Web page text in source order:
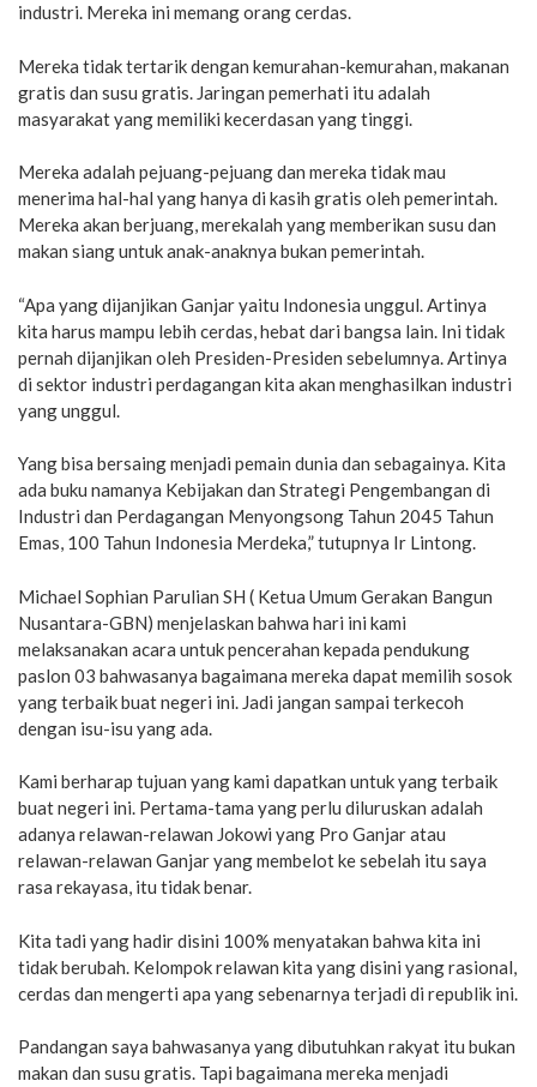
industri. Mereka ini memang orang cerdas.
Mereka tidak tertarik dengan kemurahan-kemurahan, makanan
gratis dan susu gratis. Jaringan pemerhati itu adalah
masyarakat yang memiliki kecerdasan yang tinggi.
Mereka adalah pejuang-pejuang dan mereka tidak mau
menerima hal-hal yang hanya di kasih gratis oleh pemerintah.
Mereka akan berjuang, merekalah yang memberikan susu dan
makan siang untuk anak-anaknya bukan pemerintah.
“Apa yang dijanjikan Ganjar yaitu Indonesia unggul. Artinya
kita harus mampu lebih cerdas, hebat dari bangsa lain. Ini tidak
pernah dijanjikan oleh Presiden-Presiden sebelumnya. Artinya
di sektor industri perdagangan kita akan menghasilkan industri
yang unggul.
Yang bisa bersaing menjadi pemain dunia dan sebagainya. Kita
ada buku namanya Kebijakan dan Strategi Pengembangan di
Industri dan Perdagangan Menyongsong Tahun 2045 Tahun
Emas, 100 Tahun Indonesia Merdeka,” tutupnya Ir Lintong.
Michael Sophian Parulian SH ( Ketua Umum Gerakan Bangun
Nusantara-GBN) menjelaskan bahwa hari ini kami
melaksanakan acara untuk pencerahan kepada pendukung
paslon 03 bahwasanya bagaimana mereka dapat memilih sosok
yang terbaik buat negeri ini. Jadi jangan sampai terkecoh
dengan isu-isu yang ada.
Kami berharap tujuan yang kami dapatkan untuk yang terbaik
buat negeri ini. Pertama-tama yang perlu diluruskan adalah
adanya relawan-relawan Jokowi yang Pro Ganjar atau
relawan-relawan Ganjar yang membelot ke sebelah itu saya
rasa rekayasa, itu tidak benar.
Kita tadi yang hadir disini 100% menyatakan bahwa kita ini
tidak berubah. Kelompok relawan kita yang disini yang rasional,
cerdas dan mengerti apa yang sebenarnya terjadi di republik ini.
Pandangan saya bahwasanya yang dibutuhkan rakyat itu bukan
makan dan susu gratis. Tapi bagaimana mereka menjadi